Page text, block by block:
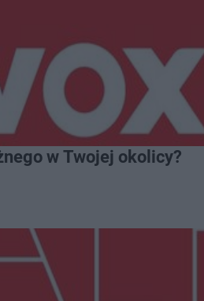
w Twojej okolicy?
Więcej